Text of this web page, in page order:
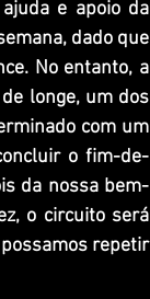
e apoio da
dado que
No entanto, a
longe, um dos
com um
o fim-de-
da nossa bem-
o circuito será
repetir